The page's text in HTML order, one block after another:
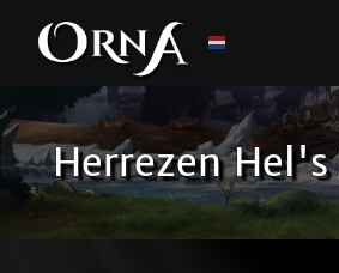
Herrezen Hel's